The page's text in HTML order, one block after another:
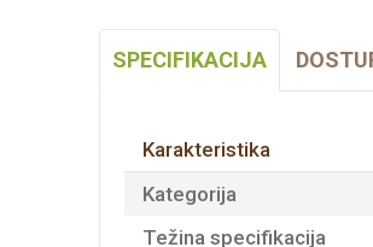
SPECIFIKACIJA
Karakteristika
Kategorija
Težina specifikacija